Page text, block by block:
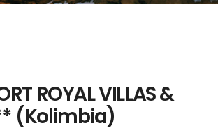
ROYAL VILLAS &
(Kolimbia)